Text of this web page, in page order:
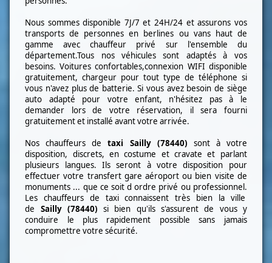
Nous sommes disponible 7J/7 et 24H/24 et assurons vos
transports de personnes en berlines ou vans haut de
gamme avec chauffeur privé sur l'ensemble du
département.Tous nos véhicules sont adaptés à vos
besoins. Voitures confortables,connexion WIFI disponible
gratuitement, chargeur pour tout type de téléphone si
vous n'avez plus de batterie. Si vous avez besoin de siège
auto adapté pour votre enfant, n'hésitez pas à le
demander lors de votre réservation, il sera fourni
gratuitement et installé avant votre arrivée.
Nos chauffeurs de taxi Sailly (78440) sont à votre
disposition, discrets, en costume et cravate et parlant
plusieurs langues. Ils seront à votre disposition pour
effectuer votre transfert gare aéroport ou bien visite de
monuments ... que ce soit d ordre privé ou professionnel.
Les chauffeurs de taxi connaissent très bien la ville
de Sailly (78440) si bien qu'ils s'assurent de vous y
conduire le plus rapidement possible sans jamais
compromettre votre sécurité.